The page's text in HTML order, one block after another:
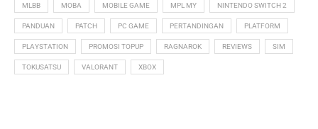
MLBB MOBA MOBILE GAME MPL MY NINTENDO SWITCH 2
PANDUAN PATCH PC GAME PERTANDINGAN PLATFORM
PLAYSTATION PROMOSI TOPUP RAGNAROK REVIEWS SIM
TOKUSATSU VALORANT XBOX